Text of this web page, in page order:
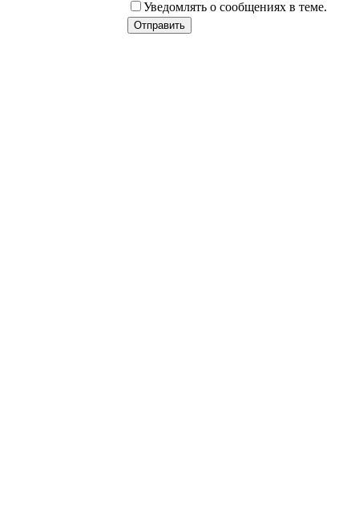
Уведомлять о сообщениях в теме.